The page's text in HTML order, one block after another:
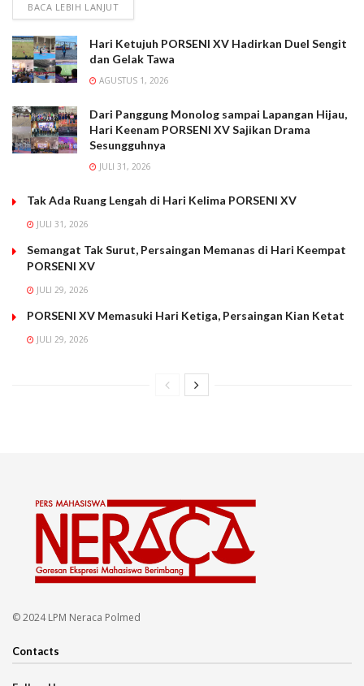
BACA LEBIH LANJUT
Hari Ketujuh PORSENI XV Hadirkan Duel Sengit
dan Gelak Tawa
AGUSTUS 1, 2026
Dari Panggung Monolog sampai Lapangan Hijau,
Hari Keenam PORSENI XV Sajikan Drama
Sesungguhnya
JULI 31, 2026
Tak Ada Ruang Lengah di Hari Kelima PORSENI XV
JULI 31, 2026
Semangat Tak Surut, Persaingan Memanas di Hari Keempat
PORSENI XV
JULI 29, 2026
PORSENI XV Memasuki Hari Ketiga, Persaingan Kian Ketat
JULI 29, 2026
© 2024 LPM Neraca Polmed
Contacts